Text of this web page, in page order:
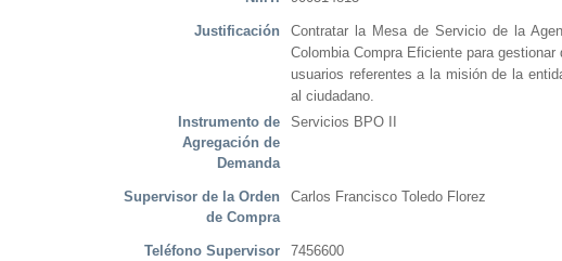
Justificación
Contratar la Mesa de Servicio de la
Colombia Compra Eficiente para
usuarios referentes a la misión de la
al ciudadano.
Instrumento de
Agregación de
Demanda
Servicios BPO II
Supervisor de la Orden
de Compra
Carlos Francisco Toledo Florez
Teléfono Supervisor 7456600